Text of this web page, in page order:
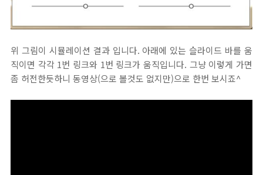
위 그림이 시뮬레이션 결과 입니다. 아래에 있는 슬라이드 바를 움
직이면 각각 1번 링크와 1번 링크가 움직입니다. 그냥 이렇게 가면
좀 허전한듯하니 동영상(으로 볼것도 없지만)으로 한번 보시죠^